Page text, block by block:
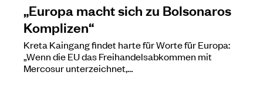
„Europa macht sich zu Bolsonaros
Komplizen“
Kreta Kaingang findet harte für Worte für Europa:
„Wenn die EU das Freihandelsabkommen mit
Mercosur unterzeichnet,…